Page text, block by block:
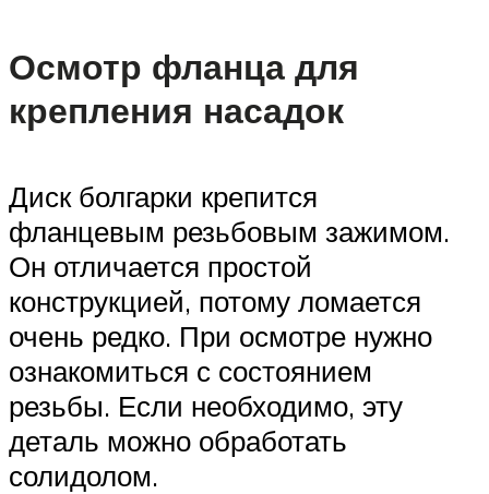
Осмотр фланца для
крепления насадок
Диск болгарки крепится
фланцевым резьбовым зажимом.
Он отличается простой
конструкцией, потому ломается
очень редко. При осмотре нужно
ознакомиться с состоянием
резьбы. Если необходимо, эту
деталь можно обработать
солидолом.